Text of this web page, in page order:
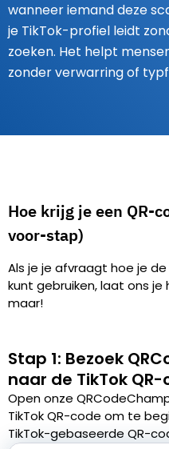
wanneer iemand deze
je TikTok-profiel leidt
zoeken. Het helpt
zonder verwarring of
Hoe krijg je een QR-
voor-stap)
Als je je afvraagt hoe je de
kunt gebruiken, laat ons je
maar!
Stap 1: Bezoek
naar de TikTok
Open onze
TikTok QR-code om te
TikTok-gebaseerde QR-